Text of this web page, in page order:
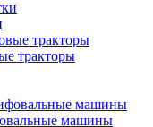
тракторы
машины